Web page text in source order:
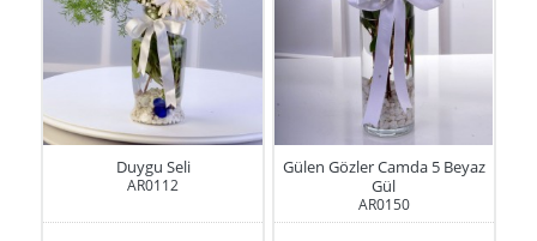
Duygu Seli
AR0112
Gülen Gözler Camda 5 Beyaz
Gül
AR0150